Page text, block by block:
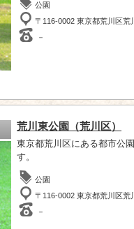
公園
〒116-0002 東京都荒川区荒
－
荒川東公園（荒川区）
東京都荒川区にある都市公
す。
公園
〒116-0002 東京都荒川区荒
－